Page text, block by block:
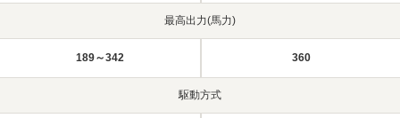
最高出力(馬力)
189～342 360
駆動方式